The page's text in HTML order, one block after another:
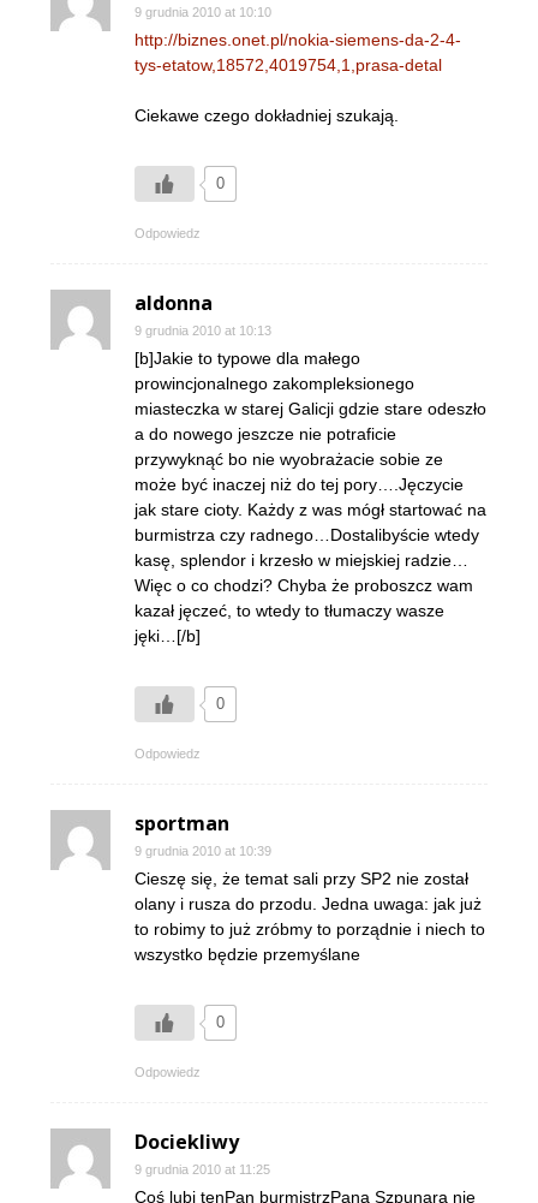
9 grudnia 2010 at 10:10
http://biznes.onet.pl/nokia-siemens-da-2-4-
tys-etatow,18572,4019754,1,prasa-detal
Ciekawe czego dokładniej szukają.
0
Odpowiedz
aldonna
9 grudnia 2010 at 10:13
[b]Jakie to typowe dla małego
prowincjonalnego zakompleksionego
miasteczka w starej Galicji gdzie stare odeszło
a do nowego jeszcze nie potraficie
przywyknąć bo nie wyobrażacie sobie ze
może być inaczej niż do tej pory….Jęczycie
jak stare cioty. Każdy z was mógł startować na
burmistrza czy radnego…Dostalibyście wtedy
kasę, splendor i krzesło w miejskiej radzie…
Więc o co chodzi? Chyba że proboszcz wam
kazał jęczeć, to wtedy to tłumaczy wasze
jęki…[/b]
0
Odpowiedz
sportman
9 grudnia 2010 at 10:39
Cieszę się, że temat sali przy SP2 nie został
olany i rusza do przodu. Jedna uwaga: jak już
to robimy to już zróbmy to porządnie i niech to
wszystko będzie przemyślane
0
Odpowiedz
Dociekliwy
9 grudnia 2010 at 11:25
Coś lubi tenPan burmistrzPana Szpunara nie